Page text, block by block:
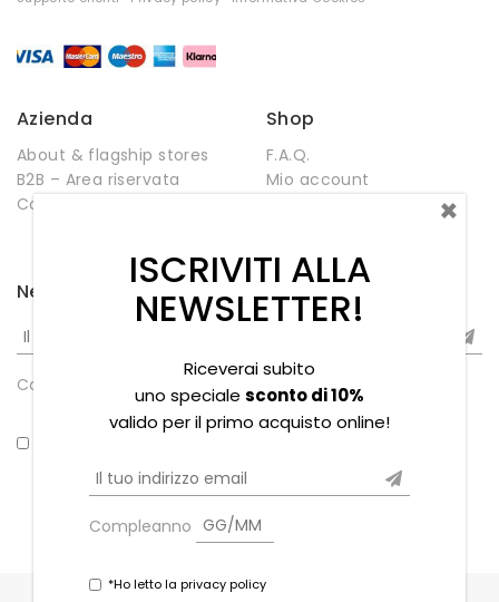
Gift Card
Azienda
About & flagship stores
B2B – Area riservata
Contatti
Shop
F.A.Q.
Mio account
Newsletter
Compleanno
ISCRIVITI ALLA
NEWSLETTER!
Riceverai subito
uno speciale sconto di 10%
valido per il primo acquisto online!
Compleanno
*Ho letto la privacy policy
×